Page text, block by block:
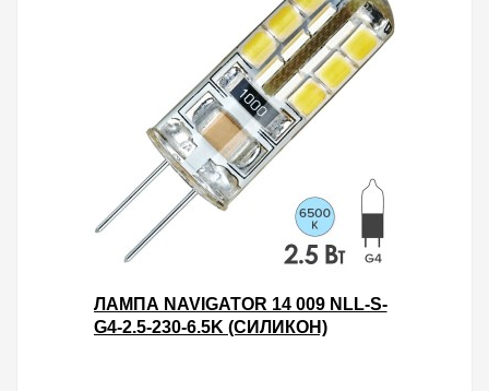
ЛАМПА NAVIGATOR 14 009 NLL-S-
G4-2.5-230-6.5K (СИЛИКОН)